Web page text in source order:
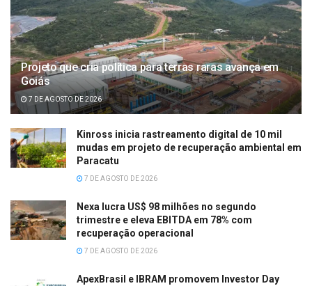
Projeto que cria política para terras raras avança em
Goiás
7 DE AGOSTO DE 2026
Kinross inicia rastreamento digital de 10 mil
mudas em projeto de recuperação ambiental em
Paracatu
7 DE AGOSTO DE 2026
Nexa lucra US$ 98 milhões no segundo
trimestre e eleva EBITDA em 78% com
recuperação operacional
7 DE AGOSTO DE 2026
ApexBrasil e IBRAM promovem Investor Day